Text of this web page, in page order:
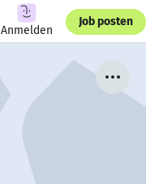
Anmelden
Job posten